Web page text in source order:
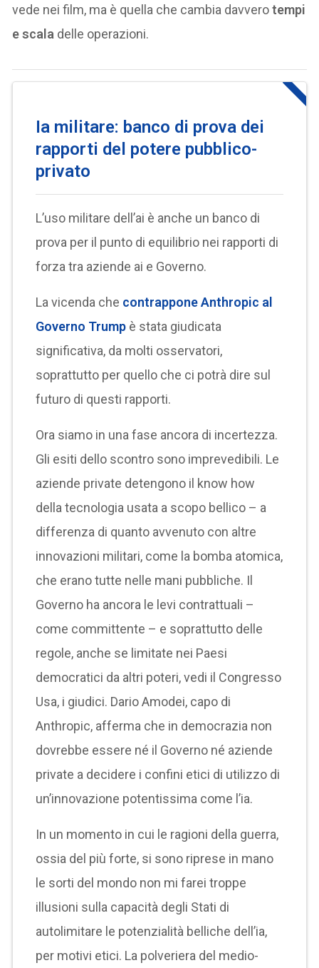
vede nei film, ma è quella che cambia davverotempi
e scala delle operazioni.
Ia militare: banco di prova dei
rapporti del potere pubblico-
privato
L’uso militare dell’ai è anche un banco di
prova per il punto di equilibrio nei rapporti di
forza tra aziende ai e Governo.
La vicenda che contrappone Anthropic al
Governo Trump è stata giudicata
significativa, da molti osservatori,
soprattutto per quello che ci potrà dire sul
futuro di questi rapporti.
Ora siamo in una fase ancora di incertezza.
Gli esiti dello scontro sono imprevedibili. Le
aziende private detengono il know how
della tecnologia usata a scopo bellico – a
differenza di quanto avvenuto con altre
innovazioni militari, come la bomba atomica,
che erano tutte nelle mani pubbliche. Il
Governo ha ancora le levi contrattuali –
come committente – e soprattutto delle
regole, anche se limitate nei Paesi
democratici da altri poteri, vedi il Congresso
Usa, i giudici. Dario Amodei, capo di
Anthropic, afferma che in democrazia non
dovrebbe essere né il Governo né aziende
private a decidere i confini etici di utilizzo di
un’innovazione potentissima come l’ia.
In un momento in cui le ragioni della guerra,
ossia del più forte, si sono riprese in mano
le sorti del mondo non mi farei troppe
illusioni sulla capacità degli Stati di
autolimitare le potenzialità belliche dell’ia,
per motivi etici. La polveriera del medio-